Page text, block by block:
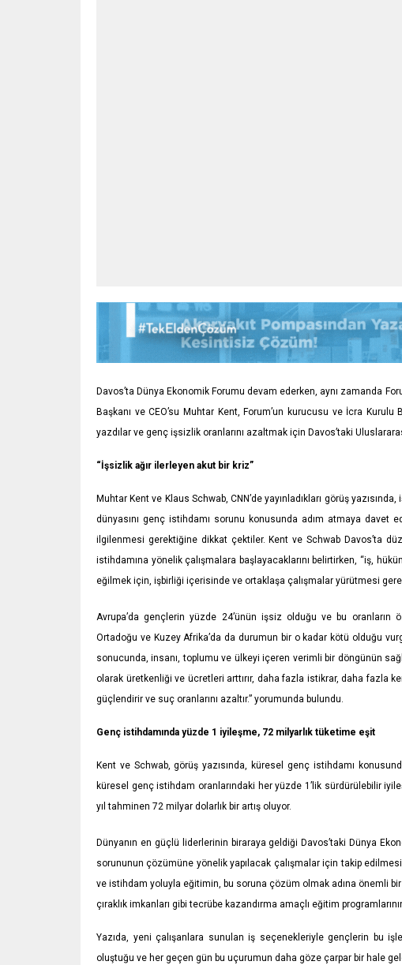
Davos’ta Dünya Ekonomik Forumu devam ederken, aynı zamanda
Başkanı ve CEO’su Muhtar Kent, Forum’un kurucusu ve İcra
yazdılar ve genç işsizlik oranlarını azaltmak için Davos’taki
“İşsizlik ağır ilerleyen akut bir kriz”
Muhtar Kent ve Klaus Schwab, CNN’de yayınladıkları görüş
dünyasını genç istihdamı sorunu konusunda adım atmaya
ilgilenmesi gerektiğine dikkat çektiler. Kent ve Schwab Davos’ta
istihdamına yönelik çalışmalara başlayacaklarını belirtirken, “iş,
eğilmek için, işbirliği içerisinde ve ortaklaşa çalışmalar yürütmesi
Avrupa’da gençlerin yüzde 24’ünün işsiz olduğu ve bu
Ortadoğu ve Kuzey Afrika’da da durumun bir o kadar kötü olduğu
sonucunda, insanı, toplumu ve ülkeyi içeren verimli bir döngünün
olarak üretkenliği ve ücretleri arttırır, daha fazla istikrar, daha fazla
güçlendirir ve suç oranlarını azaltır.” yorumunda bulundu.
Genç istihdamında yüzde 1 iyileşme, 72 milyarlık tüketime eşit
Kent ve Schwab, görüş yazısında, küresel genç istihdamı
küresel genç istihdam oranlarındaki her yüzde 1’lik sürdürülebilir
yıl tahminen 72 milyar dolarlık bir artış oluyor.
Dünyanın en güçlü liderlerinin biraraya geldiği Davos’taki Dünya
sorununun çözümüne yönelik yapılacak çalışmalar için takip
ve istihdam yoluyla eğitimin, bu soruna çözüm olmak adına önemli
çıraklık imkanları gibi tecrübe kazandırma amaçlı eğitim
Yazıda, yeni çalışanlara sunulan iş seçenekleriyle gençlerin bu
oluştuğu ve her geçen gün bu uçurumun daha göze çarpar bir hale